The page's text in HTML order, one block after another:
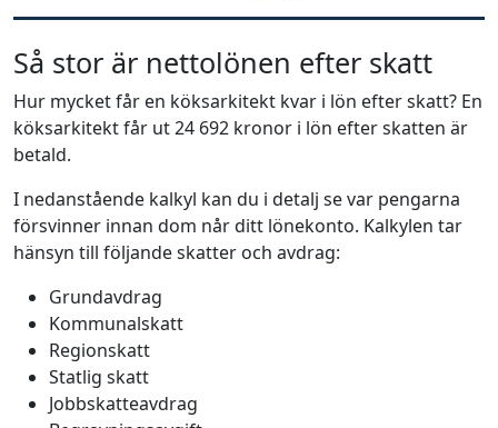
Så stor är nettolönen efter skatt
Hur mycket får en köksarkitekt kvar i lön efter skatt? En
köksarkitekt får ut 24 692 kronor i lön efter skatten är
betald.
I nedanstående kalkyl kan du i detalj se var pengarna
försvinner innan dom når ditt lönekonto. Kalkylen tar
hänsyn till följande skatter och avdrag:
Grundavdrag
Kommunalskatt
Regionskatt
Statlig skatt
Jobbskatteavdrag